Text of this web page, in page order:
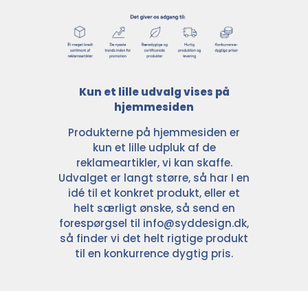
Kun et lille udvalg vises på
hjemmesiden
Produkterne på hjemmesiden er
kun et lille udpluk af de
reklameartikler, vi kan skaffe.
Udvalget er langt større, så har I en
idé til et konkret produkt, eller et
helt særligt ønske, så send en
forespørgsel til info@syddesign.dk,
så finder vi det helt rigtige produkt
til en konkurrence dygtig pris.